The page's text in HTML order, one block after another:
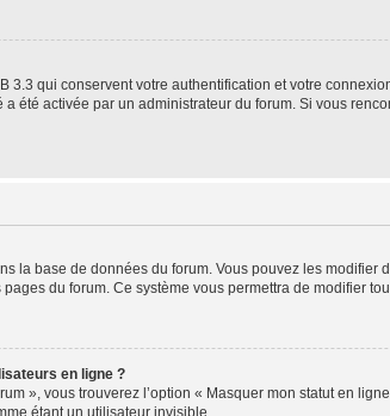
3.3 qui conservent votre authentification et votre
été activée par un administrateur du forum. Si vous
la base de données du forum. Vous pouvez les
du forum. Ce système vous permettra de modifier
en ligne ?
», vous trouverez l’option « Masquer mon statut en
étant un utilisateur invisible.